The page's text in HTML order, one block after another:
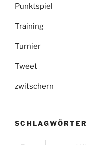
Punktspiel
Training
Turnier
Tweet
zwitschern
SCHLAGWÖRTER